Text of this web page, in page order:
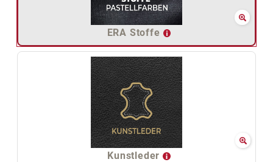
ERA Stoffe
Kunstleder